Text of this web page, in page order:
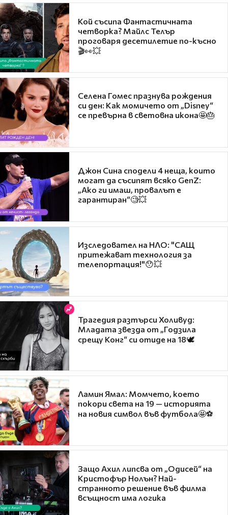
Кой съсипа Фантастичната
четворка? Майлс Телър
проговаря десетилетие по-късно
🎬👀💥
Селена Гомес празнува рождения
си ден: Как момичето от „Disney“
се превърна в световна икона🤩🎂
Джон Сина сподели 4 неща, които
могат да съсипят всяко GenZ:
„Ако ги имаш, провалът е
гарантиран“🧐💥
Изследовател на НЛО: "САЩ
притежават технология за
телепортация!"😯💥
Трагедия разтърси Холивуд:
Младата звезда от „Годзила
срещу Конг“ си отиде на 18🕊️
Ламин Ямал: Момчето, което
покори света на 19 — историята
на новия символ във футбола🤩⚽
Защо Ахил липсва от „Одисей“ на
Кристофър Нолън? Най-
странното решение във филма
всъщност има логика